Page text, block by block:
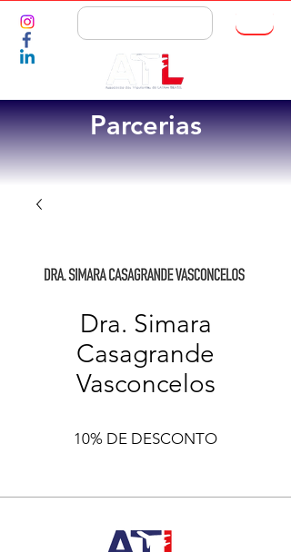
Parcerias
Dra. Simara
Casagrande
Vasconcelos
10% DE DESCONTO